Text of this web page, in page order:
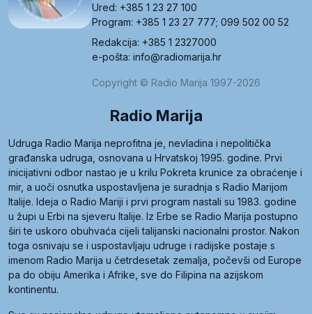
Ured: +385 1 23 27 100
Program: +385 1 23 27 777; 099 502 00 52
Redakcija: +385 1 2327000
e-pošta: info@radiomarija.hr
Copyright © Radio Marija 1997-2026
Radio Marija
Udruga Radio Marija neprofitna je, nevladina i nepolitička
građanska udruga, osnovana u Hrvatskoj 1995. godine. Prvi
inicijativni odbor nastao je u krilu Pokreta krunice za obraćenje i
mir, a uoči osnutka uspostavljena je suradnja s Radio Marijom
Italije. Ideja o Radio Mariji i prvi program nastali su 1983. godine
u župi u Erbi na sjeveru Italije. Iz Erbe se Radio Marija postupno
širi te uskoro obuhvaća cijeli talijanski nacionalni prostor. Nakon
toga osnivaju se i uspostavljaju udruge i radijske postaje s
imenom Radio Marija u četrdesetak zemalja, počevši od Europe
pa do obiju Amerika i Afrike, sve do Filipina na azijskom
kontinentu.